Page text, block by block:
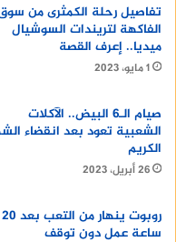
تفاصيل رحلة الكمثرى من
الفاكهة لتريندات السوشيال
ميديا.. إعرف القصة
1 مايو، 2023
صيام الـ6 البيض.. الآكلات
الشعبية تعود بعد انقضاء
الكريم
26 أبريل، 2023
روبوت ينهار من التعب بعد 20
ساعة عمل دون توقف